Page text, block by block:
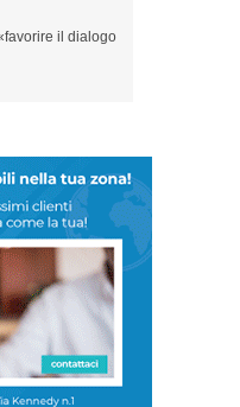
il dialogo